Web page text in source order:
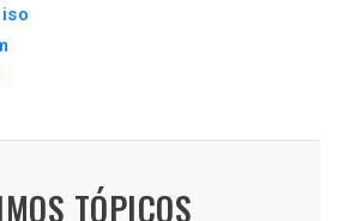
TÓPICOS